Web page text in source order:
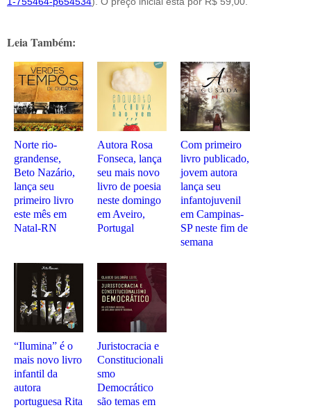
Leia Também:
Norte rio-
grandense,
Beto Nazário,
lança seu
primeiro livro
este mês em
Natal-RN
Autora Rosa
Fonseca, lança
seu mais novo
livro de poesia
neste domingo
em Aveiro,
Portugal
Com primeiro
livro publicado,
jovem autora
lança seu
infantojuvenil
em Campinas-
SP neste fim de
semana
“Ilumina” é o
mais novo livro
infantil da
autora
portuguesa Rita
Juristocracia e
Constitucionali
smo
Democrático
são temas em